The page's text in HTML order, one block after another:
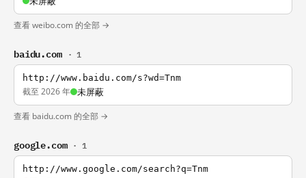
查看 weibo.com 的全部 →
baidu.com · 1
http://www.baidu.com/s?wd=Tnm
截至 2026 年 未屏蔽
查看 baidu.com 的全部 →
google.com · 1
http://www.google.com/search?q=Tnm